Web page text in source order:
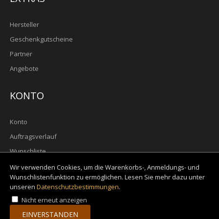
Wir verwenden Cookies, um die Warenkorbs-, Anmeldungs- und
Wunschlistenfunktion zu ermöglichen. Lesen Sie mehr dazu unter
unseren Datenschutzbestimmungen.
Nicht erneut anzeigen
EINVERSTANDEN
Bio Kurkuma | 2,5-3,5% Curcumin | gemahlen
Zum Vergleich
Zur Wunschliste hinzufügen
Hersteller
Geschenkgutscheine
Partner
Angebote
KONTO
Konto
Auftragsverlauf
Wunschliste
Newsletter